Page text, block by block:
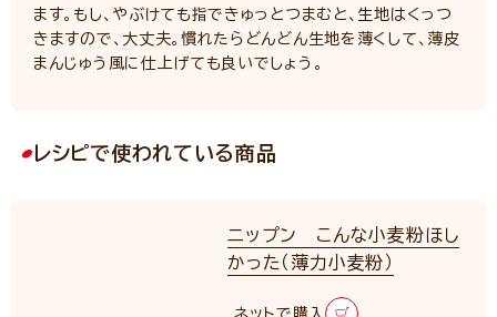
ます。もし、やぶけても指できゅっとつまむと、生地はくっつ
きますので、大丈夫。慣れたらどんどん生地を薄くして、薄皮
まんじゅう風に仕上げても良いでしょう。
レシピで使われている商品
ニップン こんな小麦粉ほし
かった（薄力小麦粉）
ネットで購入